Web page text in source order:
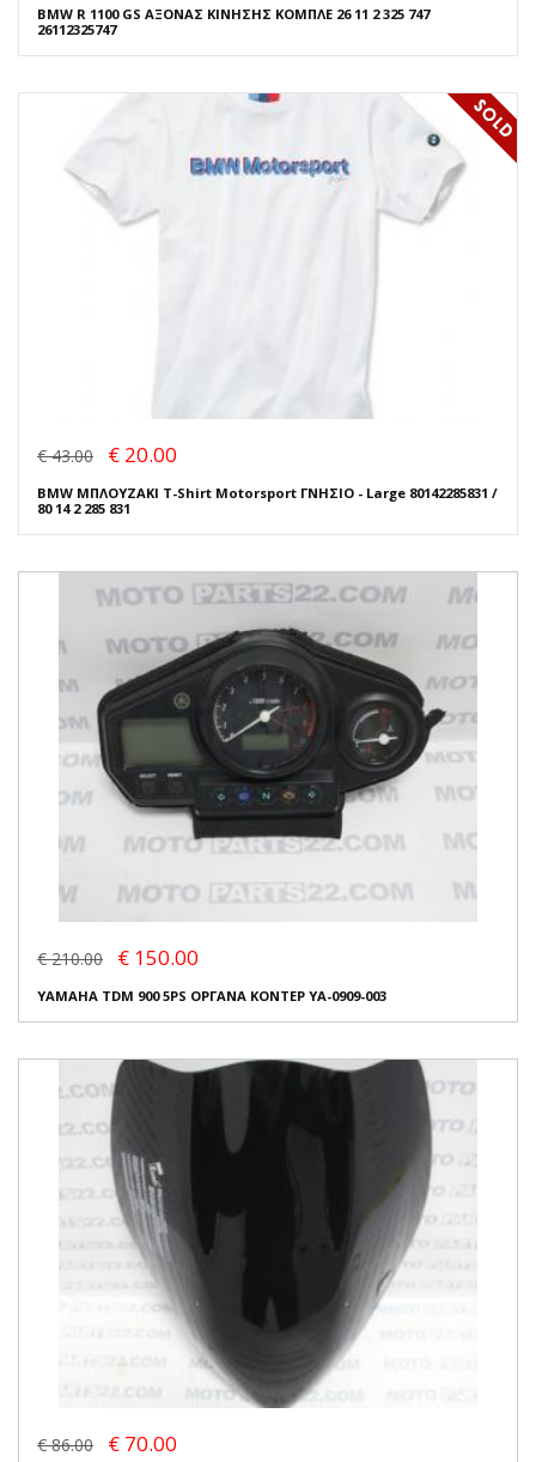
BMW R 1100 GS ΑΞΟΝΑΣ ΚΙΝΗΣΗΣ ΚΟΜΠΛΕ 26 11 2 325 747
26112325747
€ 43.00 € 20.00
BMW ΜΠΛΟΥΖΑΚΙ T-Shirt Motorsport ΓΝΗΣΙΟ - Large 80142285831 /
80 14 2 285 831
€ 210.00 € 150.00
YAMAHA TDM 900 5PS ΟΡΓΑΝΑ ΚΟΝΤΕΡ YA-0909-003
€ 86.00 € 70.00